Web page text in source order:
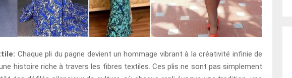
Chaque pli du pagne devient un hommage vibrant à la créativité infinie de
histoire riche à travers les fibres textiles. Ces plis ne sont pas simplement